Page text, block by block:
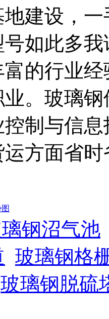
建设，
如此多
的行业
。玻璃钢
制与信
方面省
钢沼气池
玻璃钢格
玻璃钢脱硫